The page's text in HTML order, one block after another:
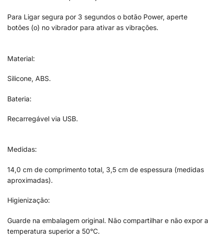
Para Ligar segura por 3 segundos o botão Power, aperte
botões (o) no vibrador para ativar as vibrações.
Material:
Silicone, ABS.
Bateria:
Recarregável via USB.
Medidas:
14,0 cm de comprimento total, 3,5 cm de espessura (medidas
aproximadas).
Higienização:
Guarde na embalagem original. Não compartilhar e não expor a
temperatura superior a 50°C.